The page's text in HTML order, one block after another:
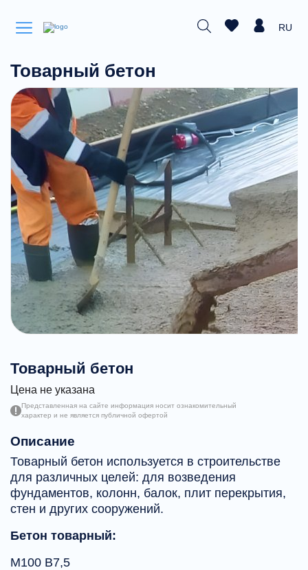
RU
Товарный бетон
Товарный бетон
Цена не указана
Представленная на сайте информация носит ознакомительный
характер и не является публичной офертой
Описание
Товарный бетон используется в строительстве
для различных целей: для возведения
фундаментов, колонн, балок, плит перекрытия,
стен и других сооружений.
Бетон товарный:
М100 В7,5